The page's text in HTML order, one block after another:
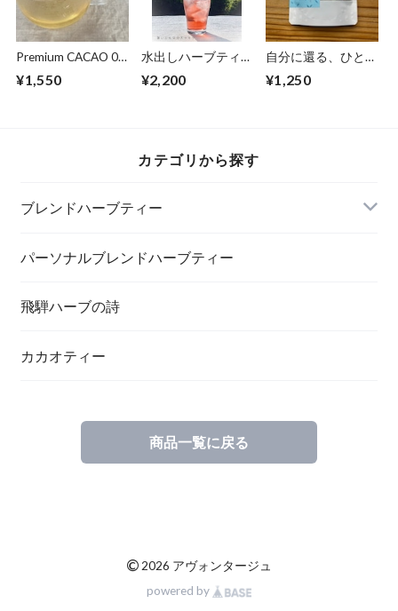
Premium CACAO 02
Spices
¥1,550
水出しハーブティー
La chance sourit -ラ
シャンス スウリ-
¥2,200
自分に還る、ひと息
を：REFRESH
¥1,250
カテゴリから探す
ブレンドハーブティー
パーソナルブレンドハーブティー
飛騨ハーブの詩
カカオティー
商品一覧に戻る
© 2026 アヴォンタージュ
powered by